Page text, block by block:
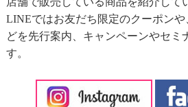
LINEではお友だち限定のクーポン
どを先行案内、キャンペーンやセミ
す。